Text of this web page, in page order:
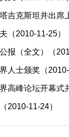
吉克斯坦并出
（2010-11-25）
报（全文）（
人士颁奖（
高峰论坛开幕式
2010-11-24）